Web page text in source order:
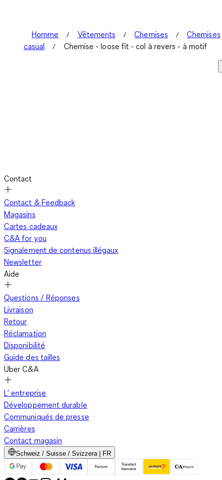
Homme Vêtements Chemises
Chemises
casual
Chemise - loose fit - col à revers - à motif
Contact
Contact & Feedback
Magasins
Cartes cadeaux
C&A for you
Signalement de contenus illégaux
Newsletter
Aide
Questions / Réponses
Livraison
Retour
Réclamation
Disponibilité
Guide des tailles
Über C&A
L' entreprise
Développement durable
Communiqués de presse
Carrières
Contact magasin
Schweiz / Suisse / Svizzera | FR